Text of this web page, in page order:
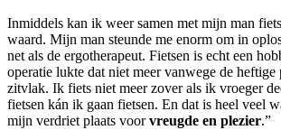
Inmiddels kan ik weer samen met mijn man
waard. Mijn man steunde me enorm om in
net als de ergotherapeut. Fietsen is echt een
operatie lukte dat niet meer vanwege de
zitvlak. Ik fiets niet meer zover als ik vroeger
fietsen kán ik gaan fietsen. En dat is heel veel
mijn verdriet plaats voorvreugde en plezier.”